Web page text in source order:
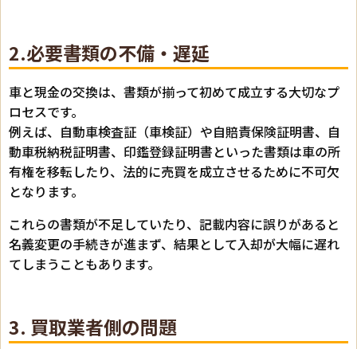
2.必要書類の不備・遅延
車と現金の交換は、書類が揃って初めて成立する大切なプ
ロセスです。
例えば、自動車検査証（車検証）や自賠責保険証明書、自
動車税納税証明書、印鑑登録証明書といった書類は車の所
有権を移転したり、法的に売買を成立させるために不可欠
となります。
これらの書類が不足していたり、記載内容に誤りがあると
名義変更の手続きが進まず、結果として入却が大幅に遅れ
てしまうこともあります。
3. 買取業者側の問題